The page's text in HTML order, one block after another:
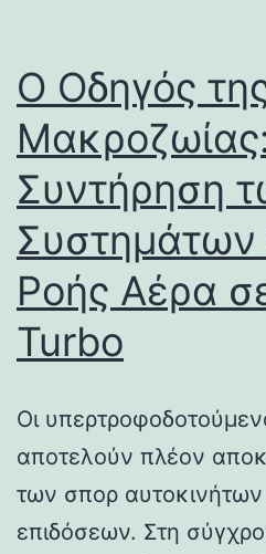
Ο Οδηγός
Συντήρηση
Συστημάτων
Ροής Αέρα
Turbo
Οι
αποτελούν πλέον
των σπορ
επιδόσεων. Στη